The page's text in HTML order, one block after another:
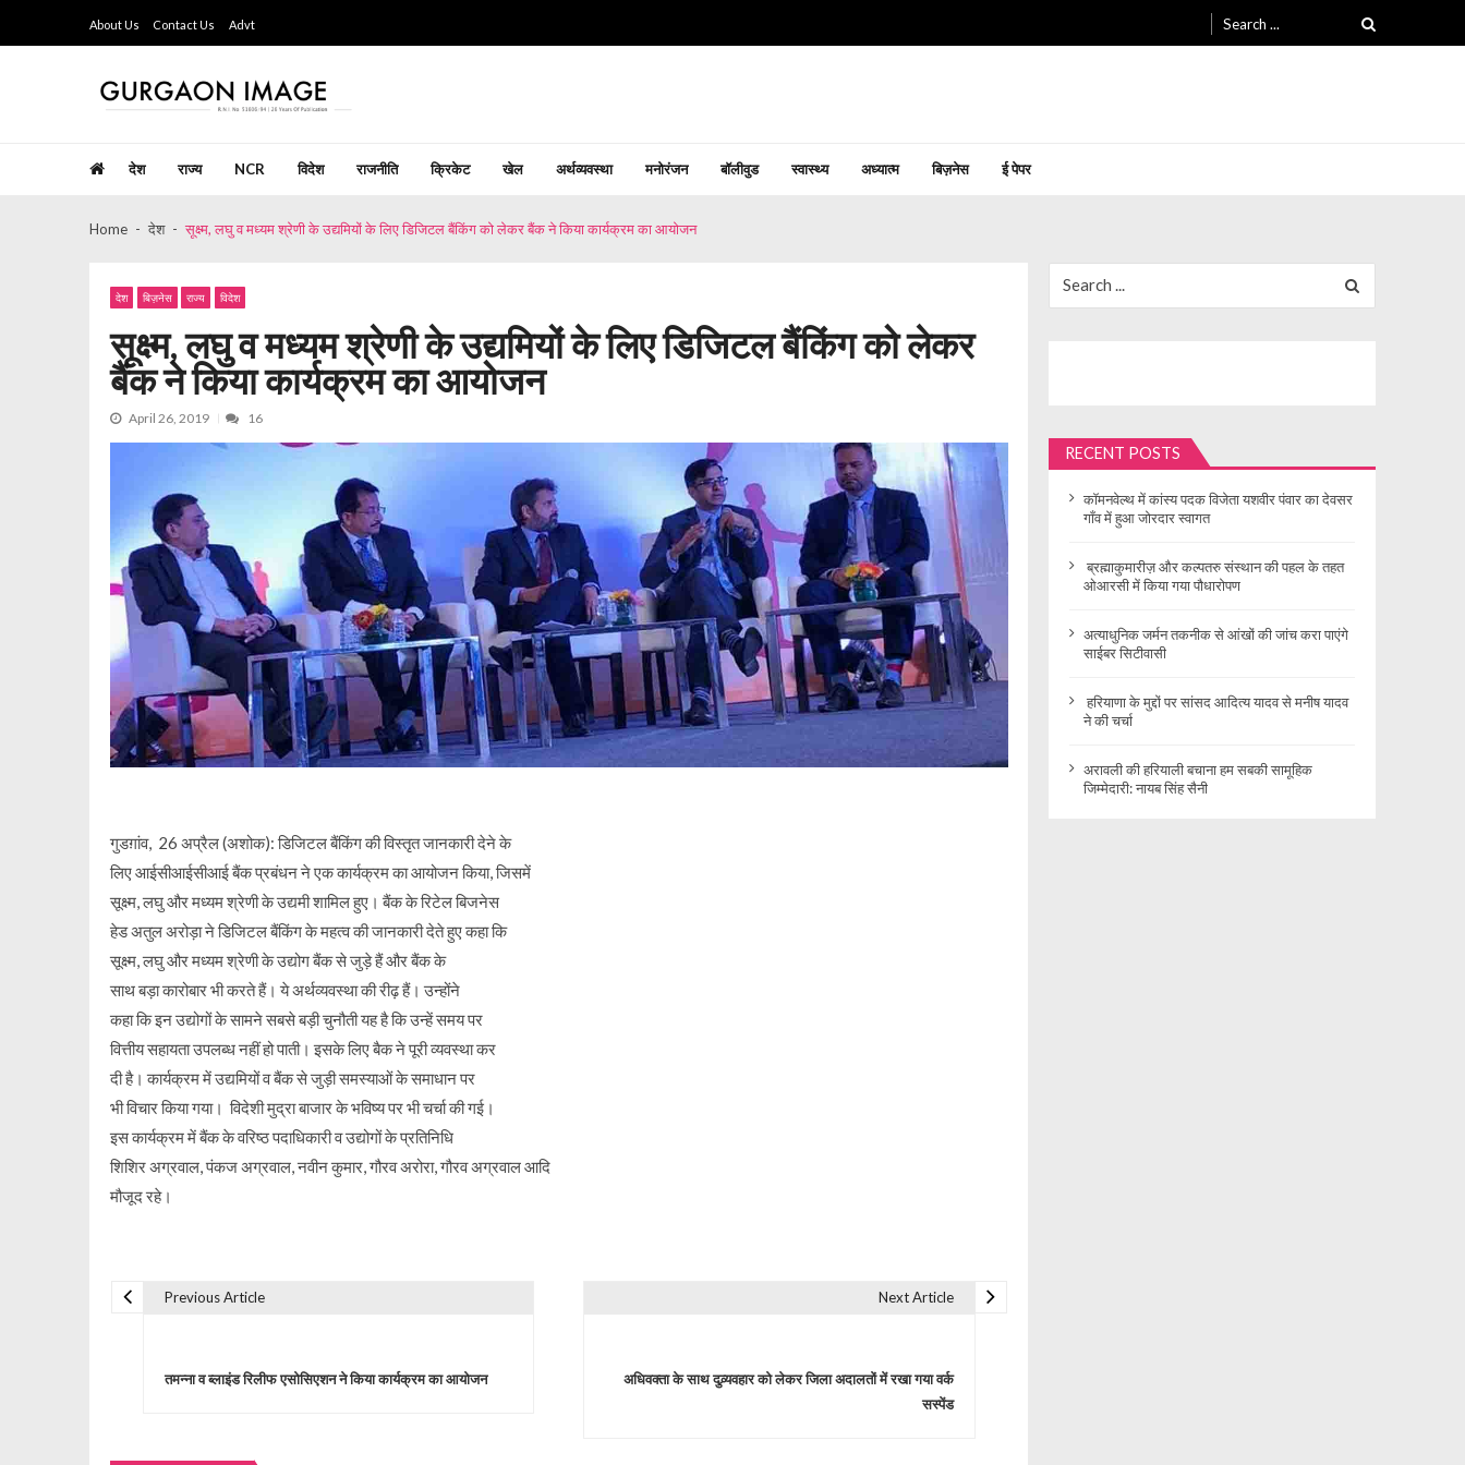
navigation
content
About Us Contact Us Advt
for:
देश राज्य NCR विदेश राजनीति क्रिकेट खेल अर्थव्यवस्था मनोरंजन बॉलीवुड स्वास्थ्य अध्यात्म बिज़नेस ई पेपर
Home देश सूक्ष्म, लघु व मध्यम श्रेणी के उद्यमियों के लिए डिजिटल बैंकिंग को लेकर बैंक ने किया कार्यक्रम का आयोजन
देश बिज़नेस राज्य विदेश
सूक्ष्म, लघु व मध्यम श्रेणी के उद्यमियों के लिए डिजिटल बैंकिंग को लेकर
बैंक ने किया कार्यक्रम का आयोजन
April 26, 2019 16
गुडग़ांव, 26 अप्रैल (अशोक): डिजिटल बैंकिंग की विस्तृत जानकारी देने के
लिए आईसीआईसीआई बैंक प्रबंधन ने एक कार्यक्रम का आयोजन किया, जिसमें
सूक्ष्म, लघु और मध्यम श्रेणी के उद्यमी शामिल हुए। बैंक के रिटेल बिजनेस
हेड अतुल अरोड़ा ने डिजिटल बैंकिंग के महत्व की जानकारी देते हुए कहा कि
सूक्ष्म, लघु और मध्यम श्रेणी के उद्योग बैंक से जुड़े हैं और बैंक के
साथ बड़ा कारोबार भी करते हैं। ये अर्थव्यवस्था की रीढ़ हैं। उन्होंने
कहा कि इन उद्योगों के सामने सबसे बड़ी चुनौती यह है कि उन्हें समय पर
वित्तीय सहायता उपलब्ध नहीं हो पाती। इसके लिए बैक ने पूरी व्यवस्था कर
दी है। कार्यक्रम में उद्यमियों व बैंक से जुड़ी समस्याओं के समाधान पर
भी विचार किया गया। विदेशी मुद्रा बाजार के भविष्य पर भी चर्चा की गई।
इस कार्यक्रम में बैंक के वरिष्ठ पदाधिकारी व उद्योगों के प्रतिनिधि
शिशिर अग्रवाल, पंकज अग्रवाल, नवीन कुमार, गौरव अरोरा, गौरव अग्रवाल आदि
मौजूद रहे।
Previous Article
तमन्ना व ब्लाइंड रिलीफ एसोसिएशन ने किया कार्यक्रम का आयोजन
Next Article
अधिवक्ता के साथ दुव्र्यवहार को लेकर जिला अदालतों में रखा गया वर्क
सस्पेंड
for:
RECENT POSTS
कॉमनवेल्थ में कांस्य पदक विजेता यशवीर पंवार का देवसर
गाँव में हुआ जोरदार स्वागत
ब्रह्माकुमारीज़ और कल्पतरु संस्थान की पहल के तहत
ओआरसी में किया गया पौधारोपण
अत्याधुनिक जर्मन तकनीक से आंखों की जांच करा पाएंगे
साईबर सिटीवासी
हरियाणा के मुद्दों पर सांसद आदित्य यादव से मनीष यादव
ने की चर्चा
अरावली की हरियाली बचाना हम सबकी सामूहिक
जिम्मेदारी: नायब सिंह सैनी